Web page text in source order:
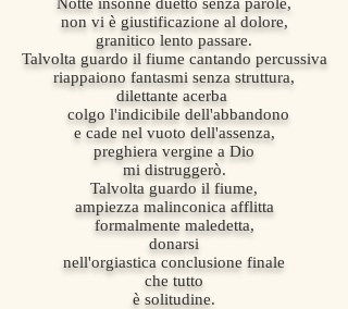
non vi è giustificazione al dolore,
granitico lento passare.
Talvolta guardo il fiume cantando percussiva
riappaiono fantasmi senza struttura,
dilettante acerba
colgo l'indicibile dell'abbandono
e cade nel vuoto dell'assenza,
preghiera vergine a Dio
mi distruggerò.
Talvolta guardo il fiume,
ampiezza malinconica afflitta
formalmente maledetta,
donarsi
nell'orgiastica conclusione finale
che tutto
è solitudine.